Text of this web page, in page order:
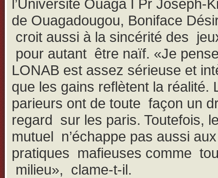
l’Université Ouaga I Pr Joseph-
de Ouagadougou, Boniface
croit aussi à la sincérité des
pour autant être naïf. «Je
LONAB est assez sérieuse et
que les gains reflètent la réalité.
parieurs ont de toute façon un
regard sur les paris. Toutefois,
mutuel n’échappe pas aussi aux
pratiques mafieuses comme
milieu», clame-t-il.